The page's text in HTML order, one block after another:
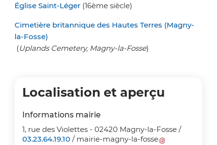
Église Saint-Léger (16ème siècle)
Cimetière britannique des Hautes Terres (Magny-
la-Fosse)
(Uplands Cemetery, Magny-la-Fosse)
Localisation et aperçu
Informations mairie
1, rue des Violettes - 02420 Magny-la-Fosse /
03.23.64.19.10 / mairie-magny-la-fosse